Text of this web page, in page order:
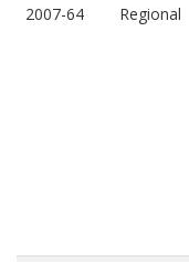
2007-64 Regional